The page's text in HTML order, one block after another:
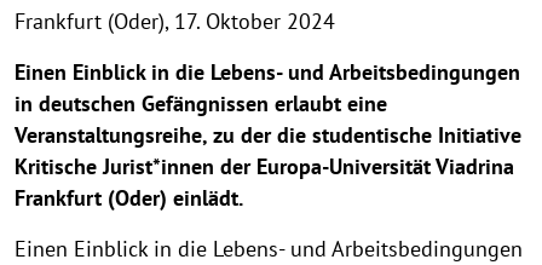
Frankfurt (Oder), 17. Oktober 2024
Einen Einblick in die Lebens- und Arbeitsbedingungen
in deutschen Gefängnissen erlaubt eine
Veranstaltungsreihe, zu der die studentische Initiative
Kritische Jurist*innen der Europa-Universität Viadrina
Frankfurt (Oder) einlädt.
Einen Einblick in die Lebens- und Arbeitsbedingungen